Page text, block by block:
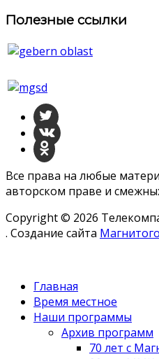
Полезные ссылки
Все права на любые
авторском праве и
Copyright © 2026
. Создание сайта
Главная
Время местное
Наши программы
Архив программ
70 лет с